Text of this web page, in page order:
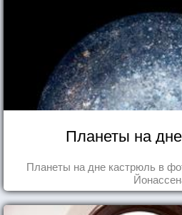
Планеты на
Планеты на дне кастрюль в